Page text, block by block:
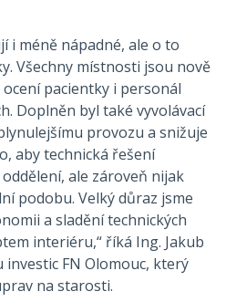
i méně nápadné, ale o to
Všechny místnosti jsou nově
pacientky i personál
Doplněn byl také vyvolávací
provozu a snižuje
aby technická řešení
ale zároveň nijak
podobu. Velký důraz jsme
a sladění technických
interiéru,“ říká Ing. Jakub
FN Olomouc, který
na starosti.